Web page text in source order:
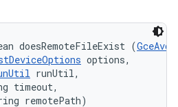
doesRemoteFileExist (
options,
runUtil,
timeout,
remotePath)